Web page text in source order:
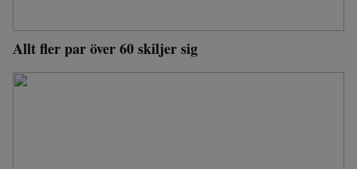
Allt fler par över 60 skiljer sig